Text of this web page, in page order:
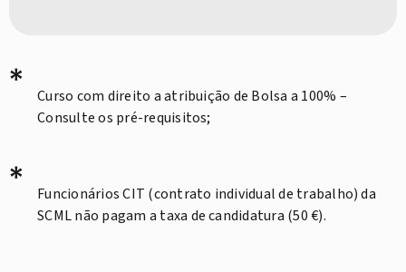
*
Curso com direito a atribuição de Bolsa a 100% –
Consulte os pré-requisitos;
*
Funcionários CIT (contrato individual de trabalho) da
SCML não pagam a taxa de candidatura (50 €).